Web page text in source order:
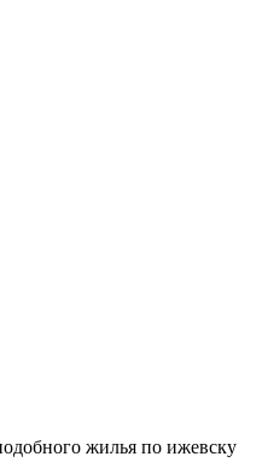
жилья по ижевску